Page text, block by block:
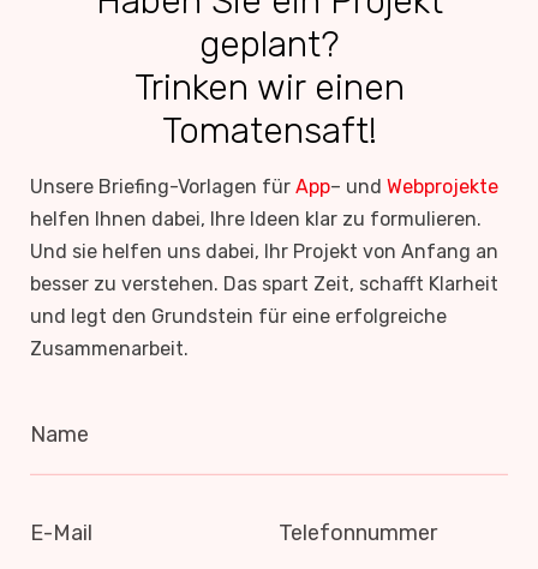
geplant?
Trinken wir einen
Tomatensaft!
Unsere Briefing-Vorlagen für App– und Webprojekte
helfen Ihnen dabei, Ihre Ideen klar zu formulieren.
Und sie helfen uns dabei, Ihr Projekt von Anfang an
besser zu verstehen. Das spart Zeit, schafft Klarheit
und legt den Grundstein für eine erfolgreiche
Zusammenarbeit.
Name
E-Mail Telefonnummer